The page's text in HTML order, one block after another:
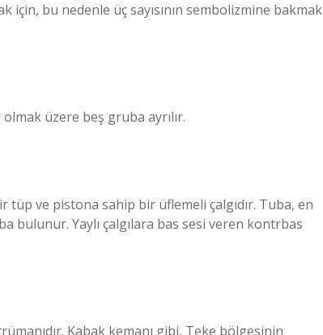
bu nedenle üç sayısının sembolizmine bakmak
üzere beş gruba ayrılır.
tüp ve pistona sahip bir üflemeli çalgıdır. Tuba, en
bulunur. Yaylı çalgılara bas sesi veren kontrbas
Kabak kemanı gibi, Teke bölgesinin